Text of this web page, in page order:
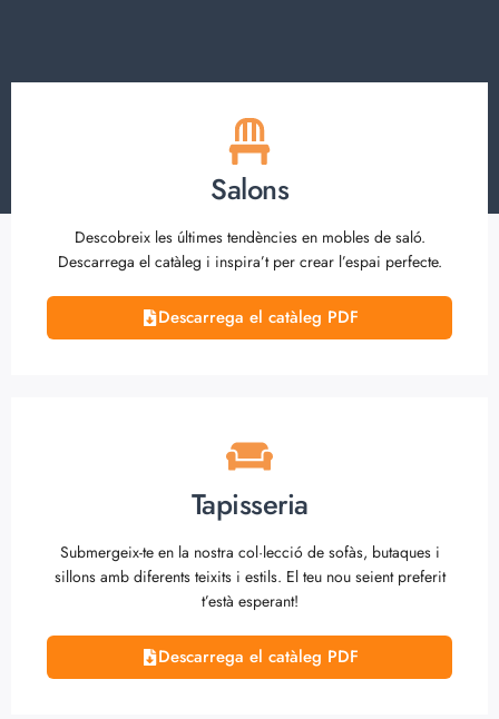
Salons
Descobreix les últimes tendències en mobles de saló.
Descarrega el catàleg i inspira’t per crear l’espai perfecte.
Descarrega el catàleg PDF
Tapisseria
Submergeix-te en la nostra col·lecció de sofàs, butaques i
sillons amb diferents teixits i estils. El teu nou seient preferit
t’està esperant!
Descarrega el catàleg PDF